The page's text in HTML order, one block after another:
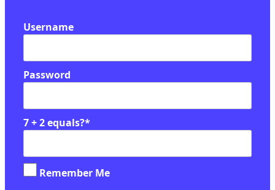
Username
Password
7 + 2 equals?*
Remember Me